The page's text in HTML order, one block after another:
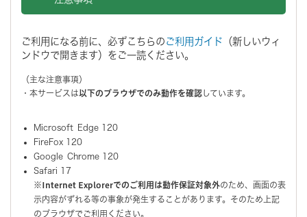
ご利用になる前に、必ずこちらの ご利用ガイド （新しいウィ
ンドウで開きます）をご一読ください。
（主な注意事項）
・本サービスは以下のブラウザでのみ動作を確認 しています。
Microsoft Edge 120
FireFox 120
Google Chrome 120
Safari 17
※Internet Explorerでのご利用は動作保証対象外のため、画面の表
示内容がずれる等の事象が発生することがあります。そのため上記
のブラウザでご利用ください。